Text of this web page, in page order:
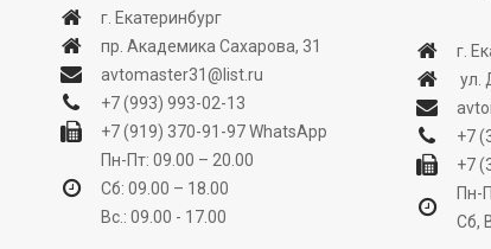
г. Екатеринбург
пр. Академика Сахарова, 31
avtomaster31@list.ru
+7 (993) 993-02-13
+7 (919) 370-91-97WhatsApp
Пн-Пт: 09.00 – 20.00
Сб: 09.00 – 18.00
Вс.: 09.00 - 17.00
г.
ул.
+7
+7
Пн-
Сб,